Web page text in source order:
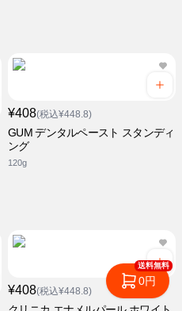
¥408(税込¥448.8)
GUM デンタルペースト スタンディ
ング
120g
¥408(税込¥448.8)
送料無料
0円